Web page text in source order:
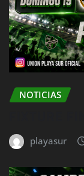
NOTICIAS
playasur